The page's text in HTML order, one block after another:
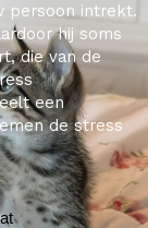
persoon intrekt.
hij soms
die van de
een
de stress